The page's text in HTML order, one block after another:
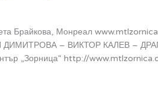
Брайкова, Монреал
– ВИКТОР КАЛЕВ –
„Зорница“ http://